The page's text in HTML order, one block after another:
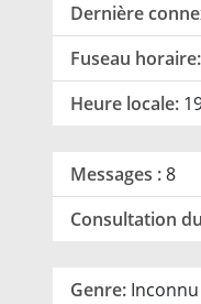
Dernière
Fuseau horaire:
Heure locale:
Messages :8
Consultation
Genre: Inconnu